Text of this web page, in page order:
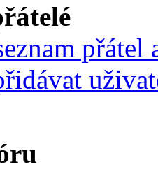
přátel